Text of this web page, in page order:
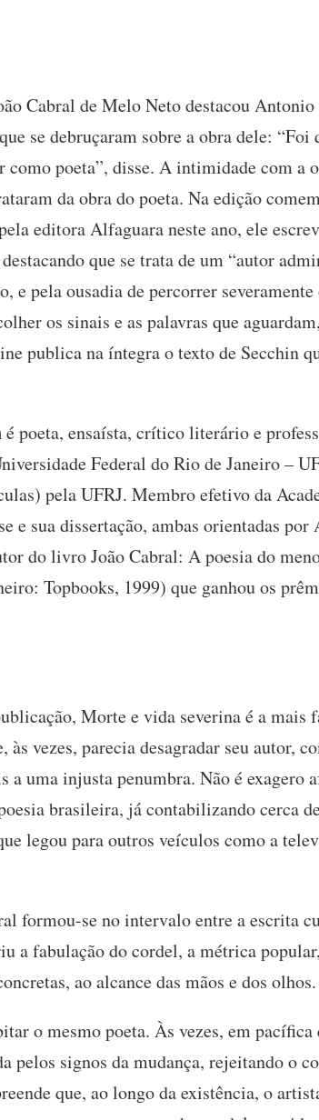
Cabral de Melo Neto destacou
se debruçaram sobre a obra dele:
poeta”, disse. A intimidade com a
da obra do poeta. Na edição
editora Alfaguara neste ano, ele
que se trata de um “autor
e pela ousadia de percorrer
os sinais e as palavras que
publica na íntegra o texto de Secchin
é poeta, ensaísta, crítico literário e
Federal do Rio de Janeiro –
pela UFRJ. Membro efetivo da
e sua dissertação, ambas orientadas
do livro João Cabral: A poesia do
Topbooks, 1999) que ganhou os
Morte e vida severina é a
às vezes, parecia desagradar seu autor,
a uma injusta penumbra. Não é
brasileira, já contabilizando cerca
legou para outros veículos como a
formou-se no intervalo entre a escrita
a fabulação do cordel, a métrica
ao alcance das mãos e dos olhos.
o mesmo poeta. Às vezes, em
pelos signos da mudança, rejeitando o
que, ao longo da existência, o